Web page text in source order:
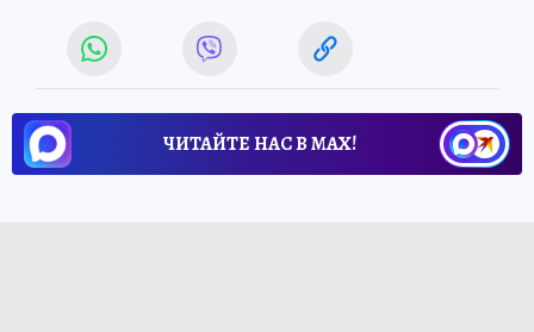
ЧИТАЙТЕ НАС В МАХ!